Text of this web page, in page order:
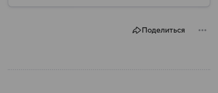
наследием, многонациональным населением и
Поделиться